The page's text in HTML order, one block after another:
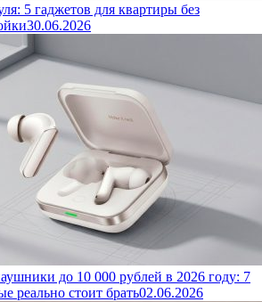
5 гаджетов для квартиры без
30.06.2026
до 10 000 рублей в 2026 году: 7
реально стоит брать02.06.2026